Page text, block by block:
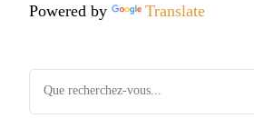
Powered by Translate
Vous